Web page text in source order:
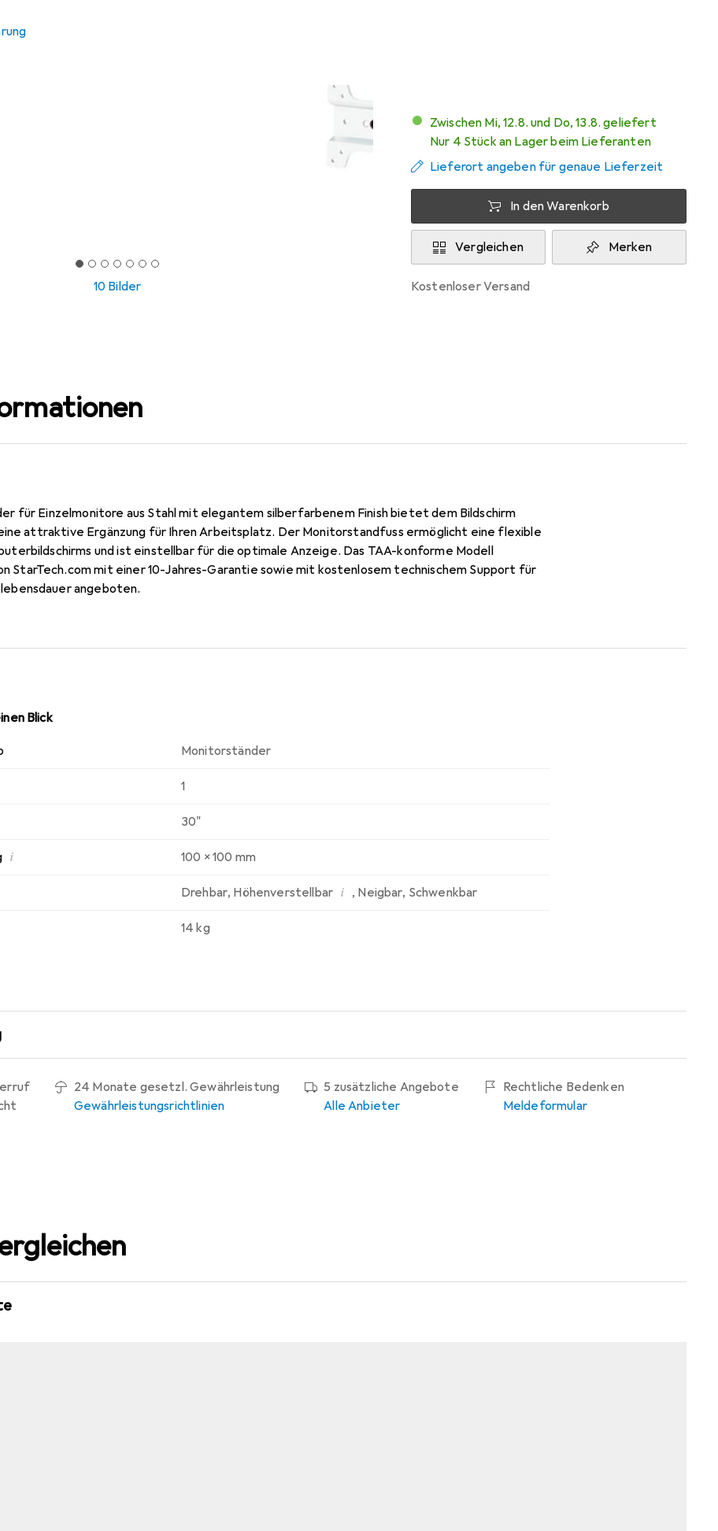
10 Bilder
Zwischen Mi, 12.8. und Do, 13.8. geliefert
Nur 4 Stück an Lager beim Lieferanten
Lieferort angeben für genaue Lieferzeit
In den Warenkorb
Vergleichen Merken
kostenloser Versand
für Einzelmonitore aus Stahl mit elegantem silberfarbenem Finish bietet dem Bildschirm
attraktive Ergänzung für Ihren Arbeitsplatz. Der Monitorstandfuss ermöglicht eine flexible
und ist einstellbar für die optimale Anzeige. Das TAA-konforme Modell
StarTech.com mit einer 10-Jahres-Garantie sowie mit kostenlosem technischem Support für
angeboten.
Blick
Monitorständer
1
30"
i 100 x 100 mm
Drehbar, Höhenverstellbar i , Neigbar, Schwenkbar
14 kg
24 Monate gesetzl. Gewährleistung
Gewährleistungsrichtlinien
5 zusätzliche Angebote
Alle Anbieter
Rechtliche Bedenken
Meldeformular